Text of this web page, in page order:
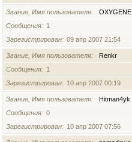
Звание, Имя пользователя
OXYGENE
Сообщения
1
Зарегистрирован
09 апр 2007 21:54
Звание, Имя пользователя
Renkr
Сообщения
1
Зарегистрирован
10 апр 2007 00:19
Звание, Имя пользователя
Hitman4yk
Сообщения
0
Зарегистрирован
10 апр 2007 07:56